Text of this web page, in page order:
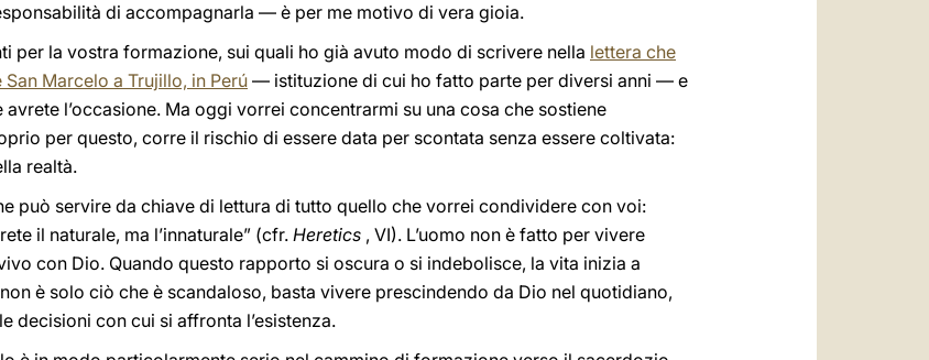
di accompagnarla — è per me motivo di vera gioia.
per la vostra formazione, sui quali ho già avuto modo di scrivere nella lettera che
Marcelo a Trujillo, in Perú — istituzione di cui ho fatto parte per diversi anni — e
l’occasione. Ma oggi vorrei concentrarmi su una cosa che sostiene
per questo, corre il rischio di essere data per scontata senza essere coltivata:
realtà.
può servire da chiave di lettura di tutto quello che vorrei condividere con voi:
il naturale, ma l’innaturale” (cfr. Heretics , VI). L’uomo non è fatto per vivere
con Dio. Quando questo rapporto si oscura o si indebolisce, la vita inizia a
è solo ciò che è scandaloso, basta vivere prescindendo da Dio nel quotidiano,
decisioni con cui si affronta l’esistenza.